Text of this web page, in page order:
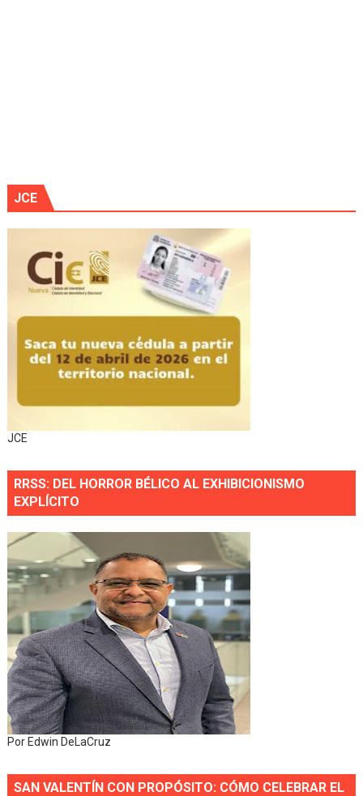
JCE
JCE
RRSS: DEL HORROR BÉLICO AL EXHIBICIONISMO
EXPLÍCITO
Por Edwin DeLaCruz
SAN VALENTÍN CON PROPÓSITO: CÓMO CELEBRAR EL